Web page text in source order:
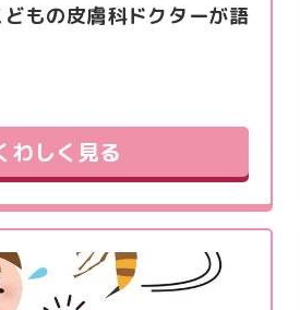
もの皮膚科ドクターが語
わしく見る